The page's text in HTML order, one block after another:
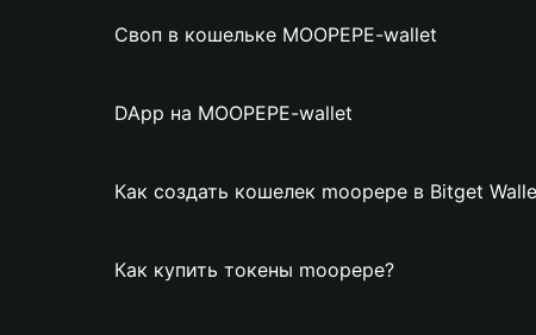
Своп в кошельке MOOPEPE-wallet
DApp на MOOPEPE-wallet
Как создать кошелек moopepe в Bitget
Как купить токены moopepe?